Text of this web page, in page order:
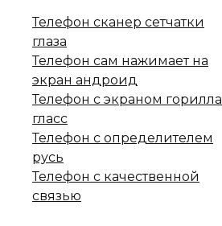
Телефон сканер сетчатки
глаза
Телефон сам нажимает на
экран андроид
Телефон с экраном горилла
гласс
Телефон с определителем
русь
Телефон с качественной
связью